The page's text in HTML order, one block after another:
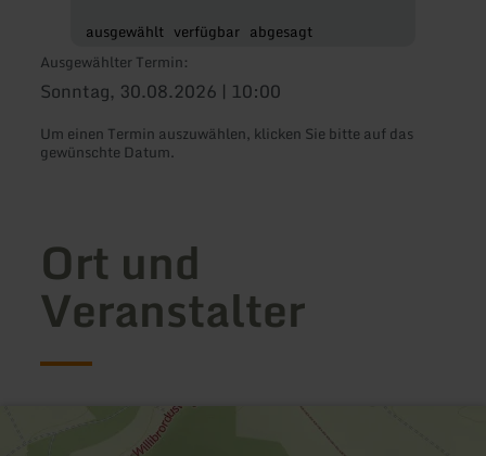
ausgewählt verfügbar abgesagt
Ausgewählter Termin:
Sonntag, 30.08.2026 | 10:00
Um einen Termin auszuwählen, klicken Sie bitte auf das
gewünschte Datum.
Ort und
Veranstalter